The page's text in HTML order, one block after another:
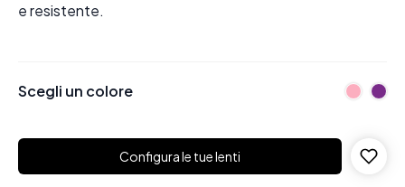
e resistente.
Scegli un colore
Configura le tue lenti